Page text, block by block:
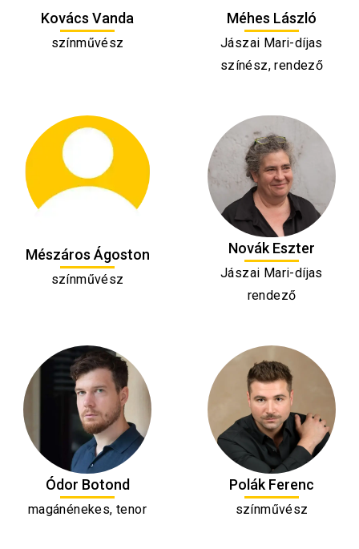
Kovács Vanda
színművész
Méhes László
Jászai Mari-díjas
színész, rendező
Mészáros Ágoston
színművész
Novák Eszter
Jászai Mari-díjas
rendező
Ódor Botond
magánénekes, tenor
Polák Ferenc
színművész